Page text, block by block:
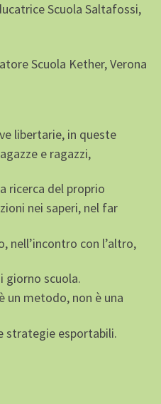
Scuola Saltafossi,
Scuola Kether, Verona
libertarie, in queste
e ragazzi,
ricerca del proprio
nei saperi, nel far
nell’incontro con l’altro,
scuola.
un metodo, non è una
strategie esportabili.